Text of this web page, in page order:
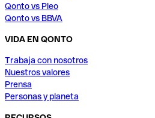
Qonto vs Pleo
Qonto vs BBVA
VIDA EN QONTO
Trabaja con nosotros
Nuestros valores
Prensa
Personas y planeta